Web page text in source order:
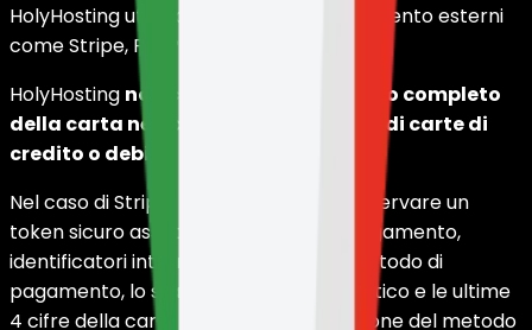
HolyHosting utilizza elaboratori di pagamento esterni
come Stripe, PayPal e Tebex.
HolyHosting non conserva CVV, numero completo
della carta né dati completi sensibili di carte di
credito o debito
Nel caso di Stripe, HolyHosting può conservare un
token sicuro associato al metodo di pagamento,
identificatori interni del cliente o del metodo di
pagamento, lo stato di rinnovo automatico e le ultime
4 cifre della carta ai fini dell'identificazione del metodo